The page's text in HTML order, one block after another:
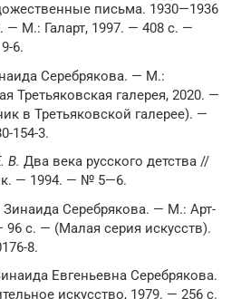
письма. 1930—1936
М.: Галарт, 1997. — 408 с. —
6.
Серебрякова. — М.:
Третьяковская галерея, 2020. —
в Третьяковской галерее). —
154-3.
В. Два века русского детства //
— 1994. — № 5—6.
Зинаида Серебрякова. — М.: Арт-
96 с. — (Малая серия искусств).
8.
Евгеньевна Серебрякова.
искусство, 1979. — 256 с.